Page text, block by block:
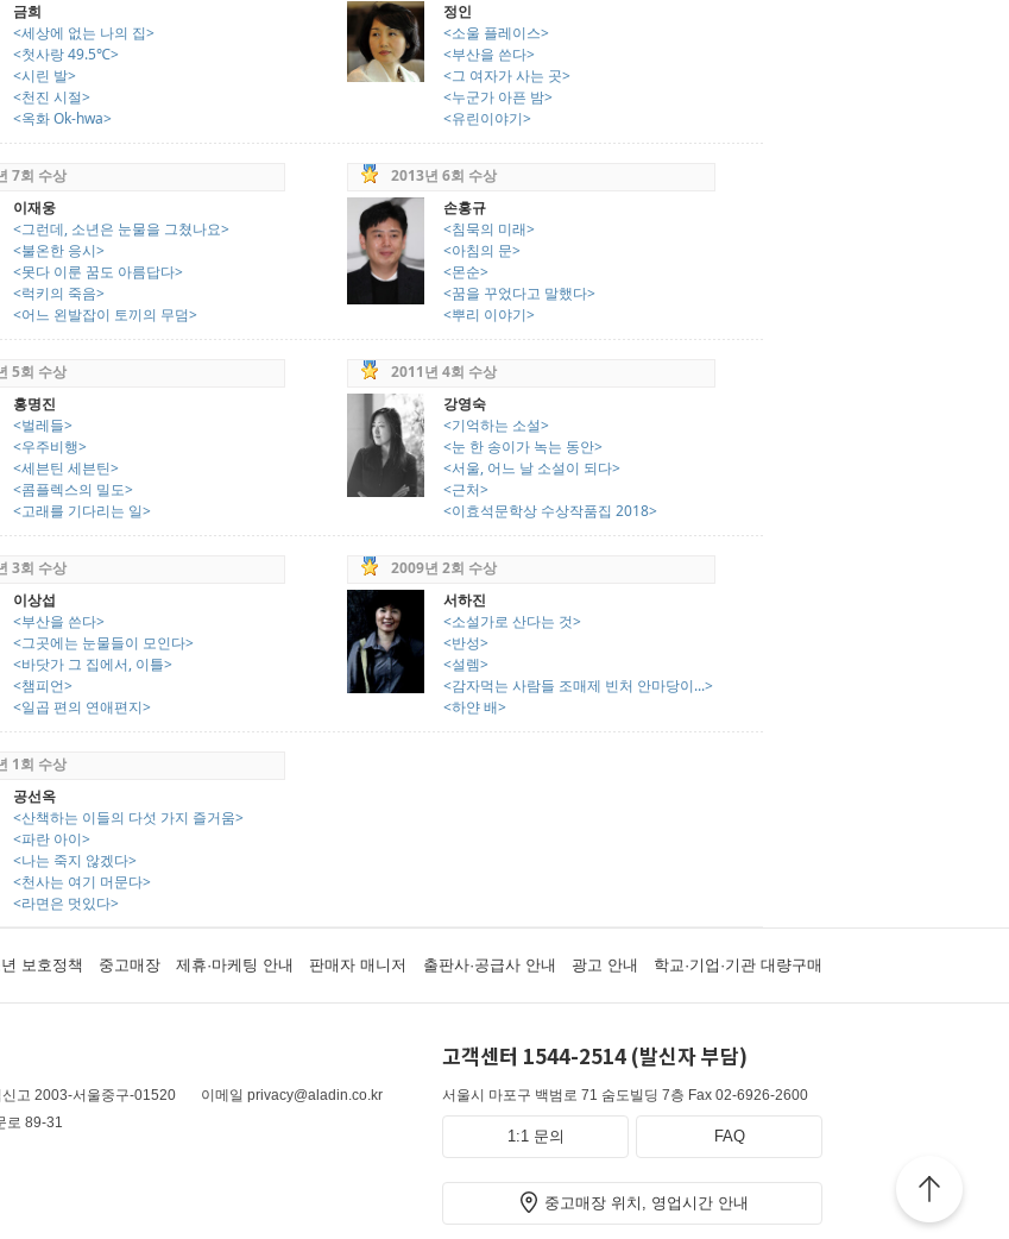
금희
<세상에 없는 나의 집>
<첫사랑 49.5℃>
<시린 발>
<천진 시절>
<옥화 Ok-hwa>
정인
<소울 플레이스>
<부산을 쓴다>
<그 여자가 사는 곳>
<누군가 아픈 밤>
<유린이야기>
7회 수상
이재웅
<그런데, 소년은 눈물을 그쳤나요>
<불온한 응시>
<못다 이룬 꿈도 아름답다>
<럭키의 죽음>
<어느 왼발잡이 토끼의 무덤>
2013년 6회 수상
손홍규
<침묵의 미래>
<아침의 문>
<몬순>
<꿈을 꾸었다고 말했다>
<뿌리 이야기>
5회 수상
홍명진
<벌레들>
<우주비행>
<세븐틴 세븐틴>
<콤플렉스의 밀도>
<고래를 기다리는 일>
2011년 4회 수상
강영숙
<기억하는 소설>
<눈 한 송이가 녹는 동안>
<서울, 어느 날 소설이 되다>
<근처>
<이효석문학상 수상작품집 2018>
3회 수상
이상섭
<부산을 쓴다>
<그곳에는 눈물들이 모인다>
<바닷가 그 집에서, 이틀>
<챔피언>
<일곱 편의 연애편지>
2009년 2회 수상
서하진
<소설가로 산다는 것>
<반성>
<설렘>
<감자먹는 사람들 조매제 빈처 안마당이...>
<하얀 배>
1회 수상
공선옥
<산책하는 이들의 다섯 가지 즐거움>
<파란 아이>
<나는 죽지 않겠다>
<천사는 여기 머문다>
<라면은 멋있다>
보호정책 중고매장 제휴·마케팅 안내 판매자 매니저 출판사·공급사 안내 광고 안내 학교·기업·기관 대량구매
신고 2003-서울중구-01520
이메일 privacy@aladin.co.kr
로 89-31
고객센터 1544-2514 (발신자 부담)
서울시 마포구 백범로 71 숨도빌딩 7층 Fax 02-6926-2600
1:1 문의 FAQ
중고매장 위치, 영업시간 안내